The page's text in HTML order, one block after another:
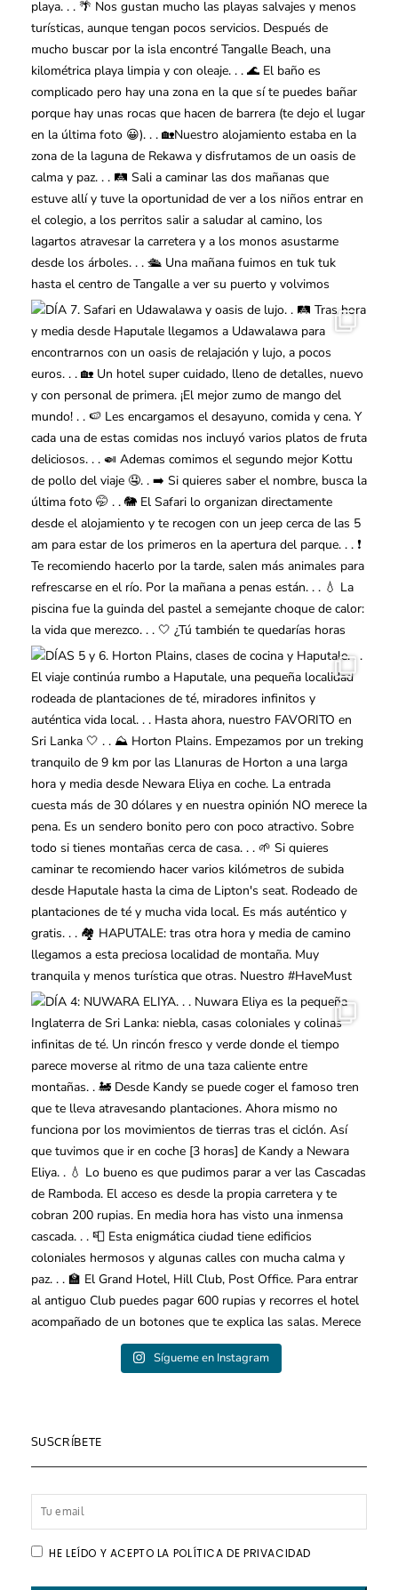
Sígueme en Instagram
SUSCRÍBETE
HE LEÍDO Y ACEPTO LA POLÍTICA DE PRIVACIDAD